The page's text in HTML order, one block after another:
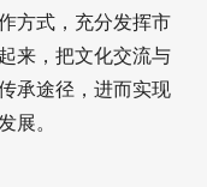
方式，充分发挥市
来，把文化交流与
承途径，进而实现
展。